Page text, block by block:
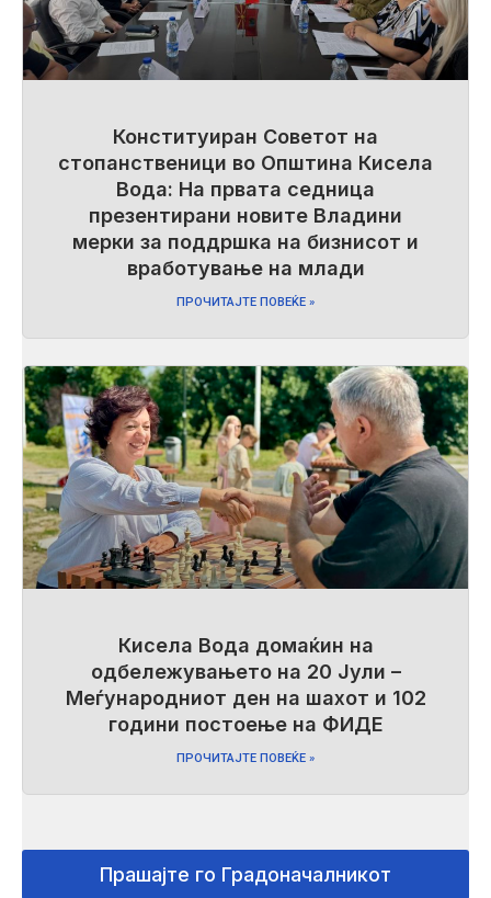
Конституиран Советот на
стопанственици во Општина Кисела
Вода: На првата седница
презентирани новите Владини
мерки за поддршка на бизнисот и
вработување на млади
ПРОЧИТАЈТЕ ПОВЕЌЕ »
Кисела Вода домаќин на
одбележувањето на 20 Јули –
Меѓународниот ден на шахот и 102
години постоење на ФИДЕ
ПРОЧИТАЈТЕ ПОВЕЌЕ »
Прашајте го Градоначалникот